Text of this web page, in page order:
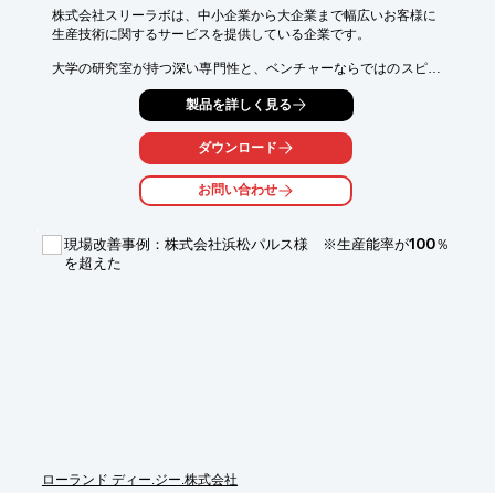
株式会社スリーラボは、中小企業から大企業まで幅広いお客様に
生産技術に関するサービスを提供している企業です。
大学の研究室が持つ深い専門性と、ベンチャーならではのスピー
強みであり、大学発の優れた生産技術を実際の生産現場に社会実
また、生産技術の魅力を伝え、生産技術者を繋ぐハブとなること
日本のものづくりを盛り上げていきます。
■教育研修事業
■PLG(Pulse Laser Grinding)事業
製品を詳しく見る
ダウンロード
お問い合わせ
現場改善事例：株式会社浜松パルス様 ※生産能率が100％
を超えた
ローランド ディー.ジー.株式会社